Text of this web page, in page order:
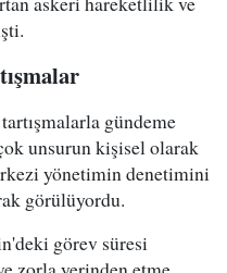
gündeme
unsurun kişisel olarak
yönetimin denetimini
görülüyordu.
görev süresi